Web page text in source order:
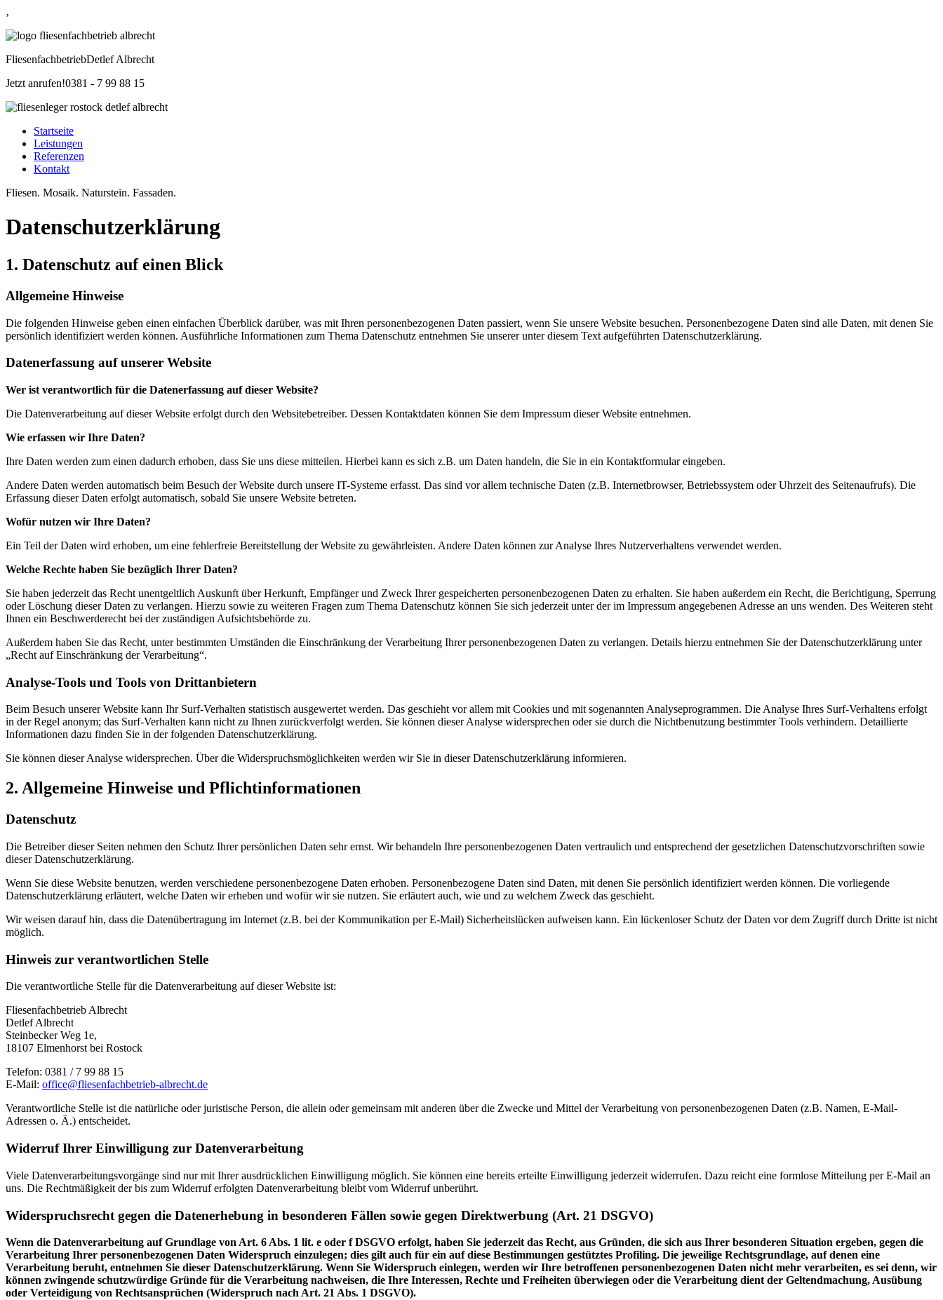
‚
FliesenfachbetriebDetlef Albrecht
Jetzt anrufen!0381 - 7 99 88 15
Startseite
Leistungen
Referenzen
Kontakt
Fliesen. Mosaik. Naturstein. Fassaden.
Datenschutzerklärung
1. Datenschutz auf einen Blick
Allgemeine Hinweise
Die folgenden Hinweise geben einen einfachen Überblick darüber, was mit Ihren personenbezogenen Daten passiert, wenn Sie unsere Website besuchen. Personenbezogene Daten sind alle Daten, mit denen Sie
persönlich identifiziert werden können. Ausführliche Informationen zum Thema Datenschutz entnehmen Sie unserer unter diesem Text aufgeführten Datenschutzerklärung.
Datenerfassung auf unserer Website
Wer ist verantwortlich für die Datenerfassung auf dieser Website?
Die Datenverarbeitung auf dieser Website erfolgt durch den Websitebetreiber. Dessen Kontaktdaten können Sie dem Impressum dieser Website entnehmen.
Wie erfassen wir Ihre Daten?
Ihre Daten werden zum einen dadurch erhoben, dass Sie uns diese mitteilen. Hierbei kann es sich z.B. um Daten handeln, die Sie in ein Kontaktformular eingeben.
Andere Daten werden automatisch beim Besuch der Website durch unsere IT-Systeme erfasst. Das sind vor allem technische Daten (z.B. Internetbrowser, Betriebssystem oder Uhrzeit des Seitenaufrufs). Die
Erfassung dieser Daten erfolgt automatisch, sobald Sie unsere Website betreten.
Wofür nutzen wir Ihre Daten?
Ein Teil der Daten wird erhoben, um eine fehlerfreie Bereitstellung der Website zu gewährleisten. Andere Daten können zur Analyse Ihres Nutzerverhaltens verwendet werden.
Welche Rechte haben Sie bezüglich Ihrer Daten?
Sie haben jederzeit das Recht unentgeltlich Auskunft über Herkunft, Empfänger und Zweck Ihrer gespeicherten personenbezogenen Daten zu erhalten. Sie haben außerdem ein Recht, die Berichtigung, Sperrung
oder Löschung dieser Daten zu verlangen. Hierzu sowie zu weiteren Fragen zum Thema Datenschutz können Sie sich jederzeit unter der im Impressum angegebenen Adresse an uns wenden. Des Weiteren steht
Ihnen ein Beschwerderecht bei der zuständigen Aufsichtsbehörde zu.
Außerdem haben Sie das Recht, unter bestimmten Umständen die Einschränkung der Verarbeitung Ihrer personenbezogenen Daten zu verlangen. Details hierzu entnehmen Sie der Datenschutzerklärung unter
„Recht auf Einschränkung der Verarbeitung“.
Analyse-Tools und Tools von Drittanbietern
Beim Besuch unserer Website kann Ihr Surf-Verhalten statistisch ausgewertet werden. Das geschieht vor allem mit Cookies und mit sogenannten Analyseprogrammen. Die Analyse Ihres Surf-Verhaltens erfolgt
in der Regel anonym; das Surf-Verhalten kann nicht zu Ihnen zurückverfolgt werden. Sie können dieser Analyse widersprechen oder sie durch die Nichtbenutzung bestimmter Tools verhindern. Detaillierte
Informationen dazu finden Sie in der folgenden Datenschutzerklärung.
Sie können dieser Analyse widersprechen. Über die Widerspruchsmöglichkeiten werden wir Sie in dieser Datenschutzerklärung informieren.
2. Allgemeine Hinweise und Pflichtinformationen
Datenschutz
Die Betreiber dieser Seiten nehmen den Schutz Ihrer persönlichen Daten sehr ernst. Wir behandeln Ihre personenbezogenen Daten vertraulich und entsprechend der gesetzlichen Datenschutzvorschriften sowie
dieser Datenschutzerklärung.
Wenn Sie diese Website benutzen, werden verschiedene personenbezogene Daten erhoben. Personenbezogene Daten sind Daten, mit denen Sie persönlich identifiziert werden können. Die vorliegende
Datenschutzerklärung erläutert, welche Daten wir erheben und wofür wir sie nutzen. Sie erläutert auch, wie und zu welchem Zweck das geschieht.
Wir weisen darauf hin, dass die Datenübertragung im Internet (z.B. bei der Kommunikation per E-Mail) Sicherheitslücken aufweisen kann. Ein lückenloser Schutz der Daten vor dem Zugriff durch Dritte ist nicht
möglich.
Hinweis zur verantwortlichen Stelle
Die verantwortliche Stelle für die Datenverarbeitung auf dieser Website ist:
Fliesenfachbetrieb Albrecht
Detlef Albrecht
Steinbecker Weg 1e,
18107 Elmenhorst bei Rostock
Telefon: 0381 / 7 99 88 15
E-Mail: office@fliesenfachbetrieb-albrecht.de
Verantwortliche Stelle ist die natürliche oder juristische Person, die allein oder gemeinsam mit anderen über die Zwecke und Mittel der Verarbeitung von personenbezogenen Daten (z.B. Namen, E-Mail-
Adressen o. Ä.) entscheidet.
Widerruf Ihrer Einwilligung zur Datenverarbeitung
Viele Datenverarbeitungsvorgänge sind nur mit Ihrer ausdrücklichen Einwilligung möglich. Sie können eine bereits erteilte Einwilligung jederzeit widerrufen. Dazu reicht eine formlose Mitteilung per E-Mail an
uns. Die Rechtmäßigkeit der bis zum Widerruf erfolgten Datenverarbeitung bleibt vom Widerruf unberührt.
Widerspruchsrecht gegen die Datenerhebung in besonderen Fällen sowie gegen Direktwerbung (Art. 21 DSGVO)
Wenn die Datenverarbeitung auf Grundlage von Art. 6 Abs. 1 lit. e oder f DSGVO erfolgt, haben Sie jederzeit das Recht, aus Gründen, die sich aus Ihrer besonderen Situation ergeben, gegen die
Verarbeitung Ihrer personenbezogenen Daten Widerspruch einzulegen; dies gilt auch für ein auf diese Bestimmungen gestütztes Profiling. Die jeweilige Rechtsgrundlage, auf denen eine
Verarbeitung beruht, entnehmen Sie dieser Datenschutzerklärung. Wenn Sie Widerspruch einlegen, werden wir Ihre betroffenen personenbezogenen Daten nicht mehr verarbeiten, es sei denn, wir
können zwingende schutzwürdige Gründe für die Verarbeitung nachweisen, die Ihre Interessen, Rechte und Freiheiten überwiegen oder die Verarbeitung dient der Geltendmachung, Ausübung
oder Verteidigung von Rechtsansprüchen (Widerspruch nach Art. 21 Abs. 1 DSGVO).